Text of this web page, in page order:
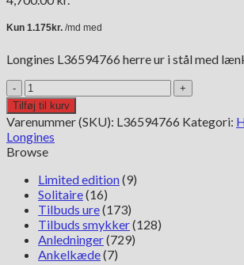
Longines L36594766 herre ur i stål med
Longines
L36594766
antal
Tilføj til kurv
Varenummer (SKU): L36594766 Kategori:
Longines
Browse
Limited edition(9)
Solitaire(16)
Tilbuds ure(173)
Tilbuds smykker(128)
Anledninger(729)
Ankelkæde(7)